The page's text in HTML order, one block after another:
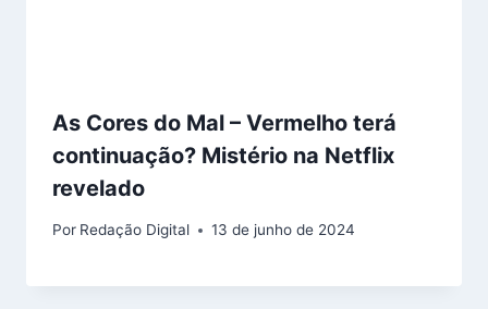
As Cores do Mal – Vermelho terá
continuação? Mistério na Netflix
revelado
Por Redação Digital 13 de junho de 2024